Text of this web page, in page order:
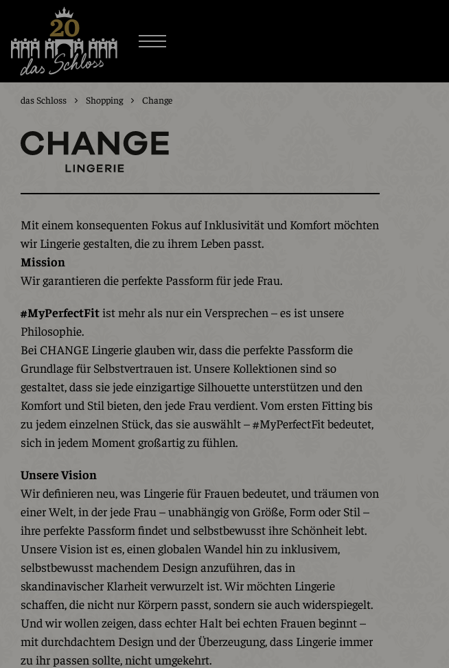
das Schloss Shopping Change
Mit einem konsequenten Fokus auf Inklusivität und Komfort möchten
wir Lingerie gestalten, die zu ihrem Leben passt.
Mission
Wir garantieren die perfekte Passform für jede Frau.
#MyPerfectFitist mehr als nur ein Versprechen – es ist unsere
Philosophie.
Bei CHANGE Lingerie glauben wir, dass die perfekte Passform die
Grundlage für Selbstvertrauen ist. Unsere Kollektionen sind so
gestaltet, dass sie jede einzigartige Silhouette unterstützen und den
Komfort und Stil bieten, den jede Frau verdient. Vom ersten Fitting bis
zu jedem einzelnen Stück, das sie auswählt – #MyPerfectFit bedeutet,
sich in jedem Moment großartig zu fühlen.
Unsere Vision
Wir definieren neu, was Lingerie für Frauen bedeutet, und träumen von
einer Welt, in der jede Frau – unabhängig von Größe, Form oder Stil –
ihre perfekte Passform findet und selbstbewusst ihre Schönheit lebt.
Unsere Vision ist es, einen globalen Wandel hin zu inklusivem,
selbstbewusst machendem Design anzuführen, das in
skandinavischer Klarheit verwurzelt ist. Wir möchten Lingerie
schaffen, die nicht nur Körpern passt, sondern sie auch widerspiegelt.
Und wir wollen zeigen, dass echter Halt bei echten Frauen beginnt –
mit durchdachtem Design und der Überzeugung, dass Lingerie immer
zu ihr passen sollte, nicht umgekehrt.